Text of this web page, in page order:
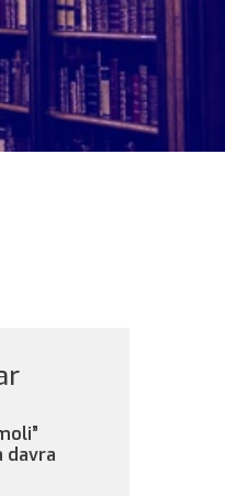
davra